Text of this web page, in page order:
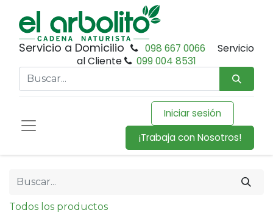
Servicio a Domicilio 098 667 0066
Servicio
al Cliente
099 004 8531
Iniciar sesión
¡Trabaja con Nosotros!
Todos los productos